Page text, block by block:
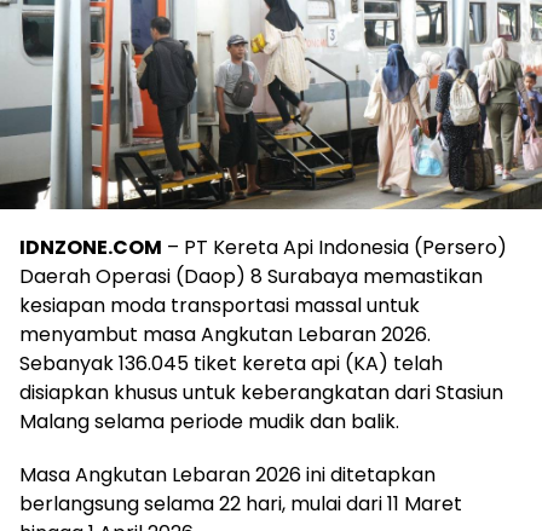
IDNZONE.COM – PT Kereta Api Indonesia (Persero)
Daerah Operasi (Daop) 8 Surabaya memastikan
kesiapan moda transportasi massal untuk
menyambut masa Angkutan Lebaran 2026.
Sebanyak 136.045 tiket kereta api (KA) telah
disiapkan khusus untuk keberangkatan dari Stasiun
Malang selama periode mudik dan balik.
Masa Angkutan Lebaran 2026 ini ditetapkan
berlangsung selama 22 hari, mulai dari 11 Maret